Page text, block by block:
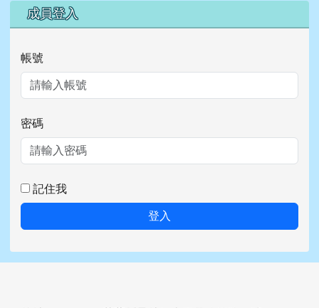
右邊區域內容
成員登入
帳號
密碼
記住我
登入